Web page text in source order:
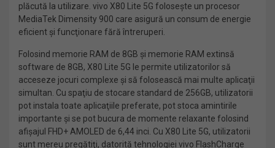
plăcută la utilizare. vivo X80 Lite 5G foloseşte un procesor
MediaTek Dimensity 900 care asigură un consum de energie
eficient şi funcţionare fără întreruperi.
Folosind memorie RAM de 8GB şi memorie RAM extinsă
software de 8GB, X80 Lite 5G le permite utilizatorilor să
acceseze jocuri complexe şi să folosească mai multe aplicaţii
simultan. Cu spaţiu de stocare standard de 256GB, utilizatorii
pot instala toate aplicaţiile preferate, pot stoca amintirile
importante şi se pot bucura de momente relaxante folosind
afişajul FHD+ AMOLED de 6,44 inci. Cu X80 Lite 5G, utilizatorii
sunt mereu pregătiţi, datorită tehnologiei vivo FlashCharge